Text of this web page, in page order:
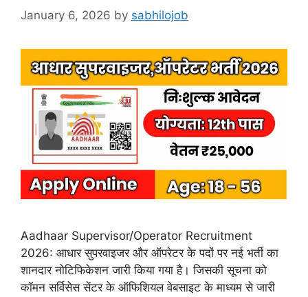
January 6, 2026 by sabhilojob
Aadhaar Supervisor/Operator Recruitment
2026: आधार सुपरवाइजर और ऑपरेटर के पदों पर नई भर्ती का
शानदार नोटिफिकेशन जारी किया गया है। जिसकी सूचना को
कॉमन सर्विसेस सेंटर के ऑफिशियल वेबसाइट के माध्यम से जारी